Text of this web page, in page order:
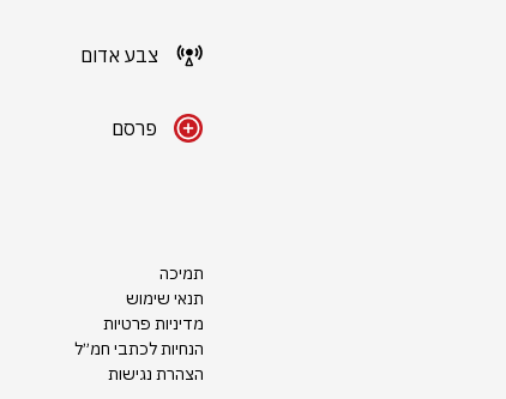
צבע אדום
פרסם
תמיכה
תנאי שימוש
מדיניות פרטיות
הנחיות לכתבי חמ״ל
הצהרת נגישות